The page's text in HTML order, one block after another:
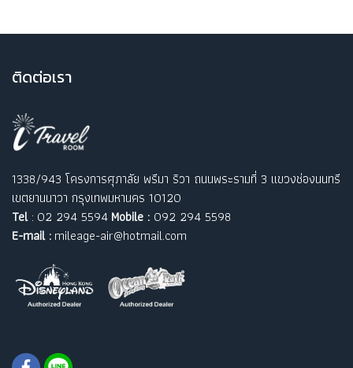
ติดต่อเรา
1338/943 โครงการศุภาลัย พรีมา ริวา ถนนพระรามที่ 3 แขวงช่องนนทรี
เขตยานนาวา กรุงเทพมหานคร 10120
Tel: 02 294 5594 Mobile : 092 294 5598
E-mail : mileage-air@hotmail.com